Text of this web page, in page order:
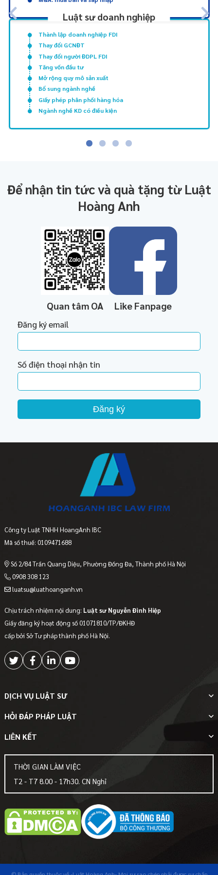
Luật sư doanh nghiệp
Thành lập doanh nghiệp FDI
Thay đổi GCNĐT
Thay đổi người ĐDPL FDI
Tăng vốn đầu tư
Mở rộng quy mô sản xuất
Bổ sung ngành nghề
Giấy phép phân phối hàng hóa
Ngành nghề KD có điều kiện
Để nhận tin tức và quà tặng từ Luật
Hoàng Anh
Quan tâm OA Like Fanpage
Đăng ký email
Số điện thoại nhận tin
Đăng ký
Công ty Luật TNHH HoangAnh IBC
Mã số thuế: 0109471688
Số 2/84 Trần Quang Diệu, Phường Đống Đa, Thành phố Hà Nội
0908 308 123
luatsu@luathoanganh.vn
Chịu trách nhiệm nội dung: Luật sư Nguyễn Đình Hiệp
Giấy đăng ký hoạt động số 01071810/TP/ĐKHĐ
cấp bởi Sở Tư pháp thành phố Hà Nội.
DỊCH VỤ LUẬT SƯ
HỎI ĐÁP PHÁP LUẬT
LIÊN KẾT
THỜI GIAN LÀM VIỆC
T2 - T7 8.00 - 17h30. CN Nghỉ